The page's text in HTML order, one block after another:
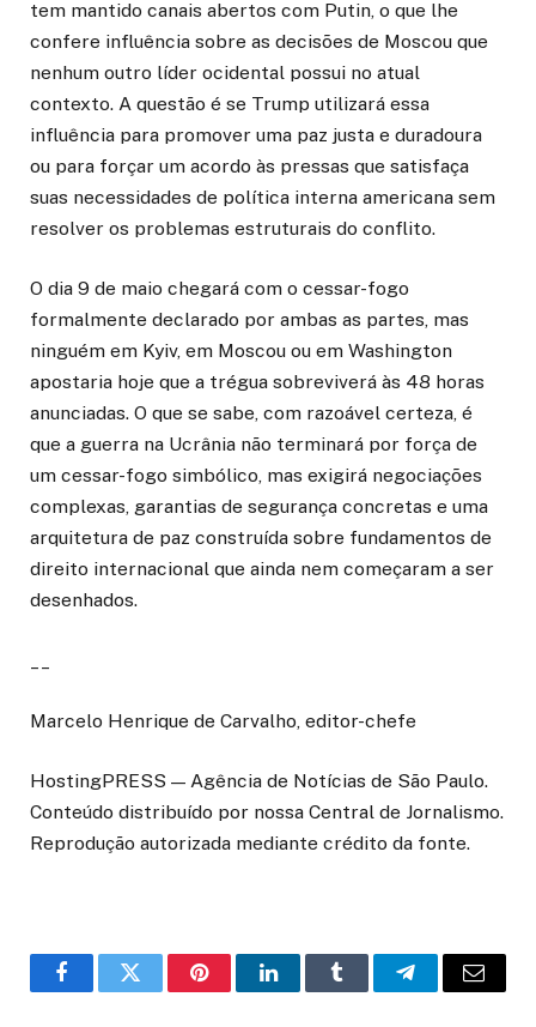
tem mantido canais abertos com Putin, o que lhe
confere influência sobre as decisões de Moscou que
nenhum outro líder ocidental possui no atual
contexto. A questão é se Trump utilizará essa
influência para promover uma paz justa e duradoura
ou para forçar um acordo às pressas que satisfaça
suas necessidades de política interna americana sem
resolver os problemas estruturais do conflito.
O dia 9 de maio chegará com o cessar-fogo
formalmente declarado por ambas as partes, mas
ninguém em Kyiv, em Moscou ou em Washington
apostaria hoje que a trégua sobreviverá às 48 horas
anunciadas. O que se sabe, com razoável certeza, é
que a guerra na Ucrânia não terminará por força de
um cessar-fogo simbólico, mas exigirá negociações
complexas, garantias de segurança concretas e uma
arquitetura de paz construída sobre fundamentos de
direito internacional que ainda nem começaram a ser
desenhados.
Marcelo Henrique de Carvalho, editor-chefe
HostingPRESS — Agência de Notícias de São Paulo.
Conteúdo distribuído por nossa Central de Jornalismo.
Reprodução autorizada mediante crédito da fonte.
o
Twitter PinterestLinkedInTumblr Telegrama
E-